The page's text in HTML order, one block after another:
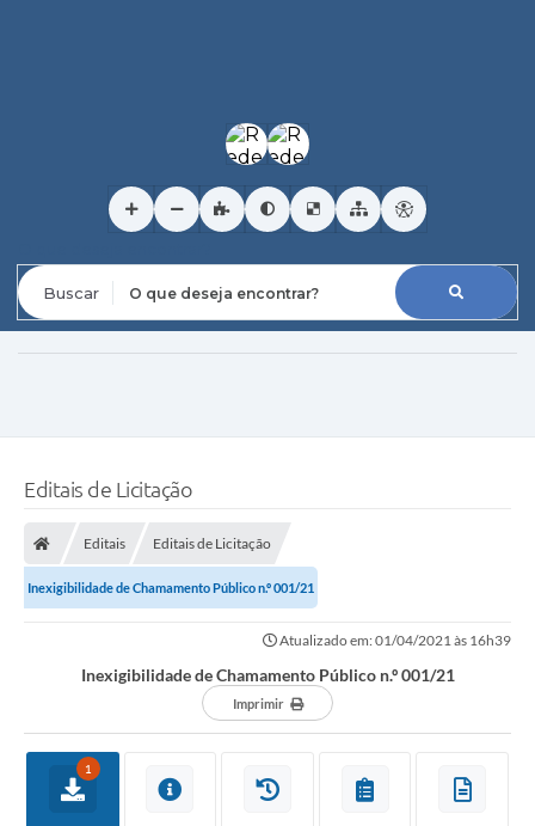
Editais de Licitação
Editais Editais de Licitação
Inexigibilidade de Chamamento Público n.º 001/21
Atualizado em: 01/04/2021 às 16h39
Inexigibilidade de Chamamento Público n.º 001/21
Imprimir
1